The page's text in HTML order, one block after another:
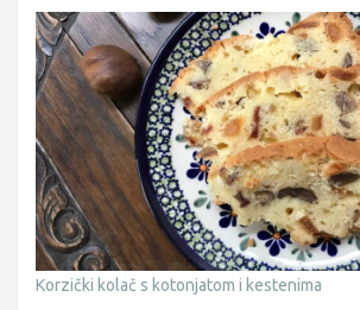
Korzički kolač s kotonjatom i kestenima